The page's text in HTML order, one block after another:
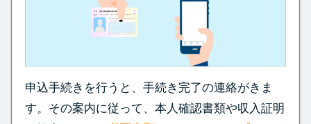
申込手続きを行うと、手続き完了の連絡がきま
す。その案内に従って、本人確認書類や収入証明